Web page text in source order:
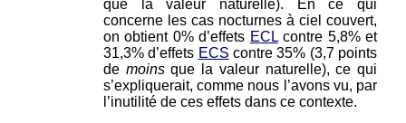
que la valeur naturelle). En ce qui
concerne les cas nocturnes à ciel couvert,
on obtient 0% d’effets ECLcontre 5,8% et
31,3% d’effets ECS contre 35% (3,7 points
de moinsque la valeur naturelle), ce qui
s’expliquerait, comme nous l’avons vu, par
l’inutilité de ces effets dans ce contexte.